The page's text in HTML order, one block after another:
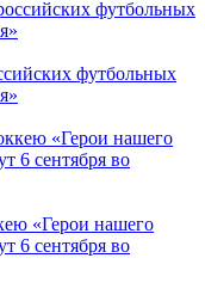
футбольных
«Герои нашего
6 сентября во